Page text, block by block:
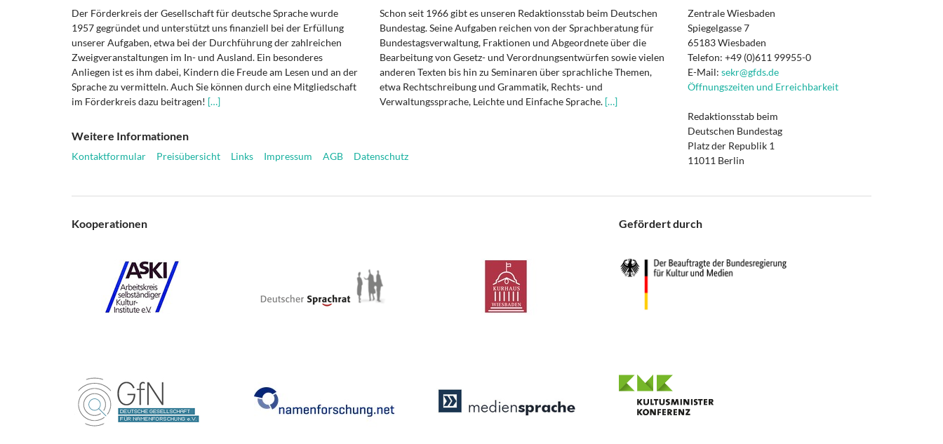
Der Förderkreis der Gesellschaft für deutsche Sprache wurde
1957 gegründet und unterstützt uns finanziell bei der Erfüllung
unserer Aufgaben, etwa bei der Durchführung der zahlreichen
Zweigveranstaltungen im In- und Ausland. Ein besonderes
Anliegen ist es ihm dabei, Kindern die Freude am Lesen und an der
Sprache zu vermitteln. Auch Sie können durch eine Mitgliedschaft
im Förderkreis dazu beitragen! […]
Schon seit 1966 gibt es unseren Redaktionsstab beim Deutschen
Bundestag. Seine Aufgaben reichen von der Sprachberatung für
Bundestagsverwaltung, Fraktionen und Abgeordnete über die
Bearbeitung von Gesetz- und Verordnungsentwürfen sowie vielen
anderen Texten bis hin zu Seminaren über sprachliche Themen,
etwa Rechtschreibung und Grammatik, Rechts- und
Verwaltungssprache, Leichte und Einfache Sprache. […]
Weitere Informationen
Kontaktformular Preisübersicht Links Impressum AGB Datenschutz
Zentrale Wiesbaden
Spiegelgasse 7
65183 Wiesbaden
Telefon: +49 (0)611 99955-0
E-Mail: sekr@gfds.de
Öffnungszeiten und Erreichbarkeit
Redaktionsstab beim
Deutschen Bundestag
Platz der Republik 1
11011 Berlin
Kooperationen Gefördert durch